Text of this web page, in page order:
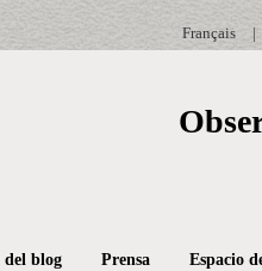
|
Français
del blog Prensa Espacio